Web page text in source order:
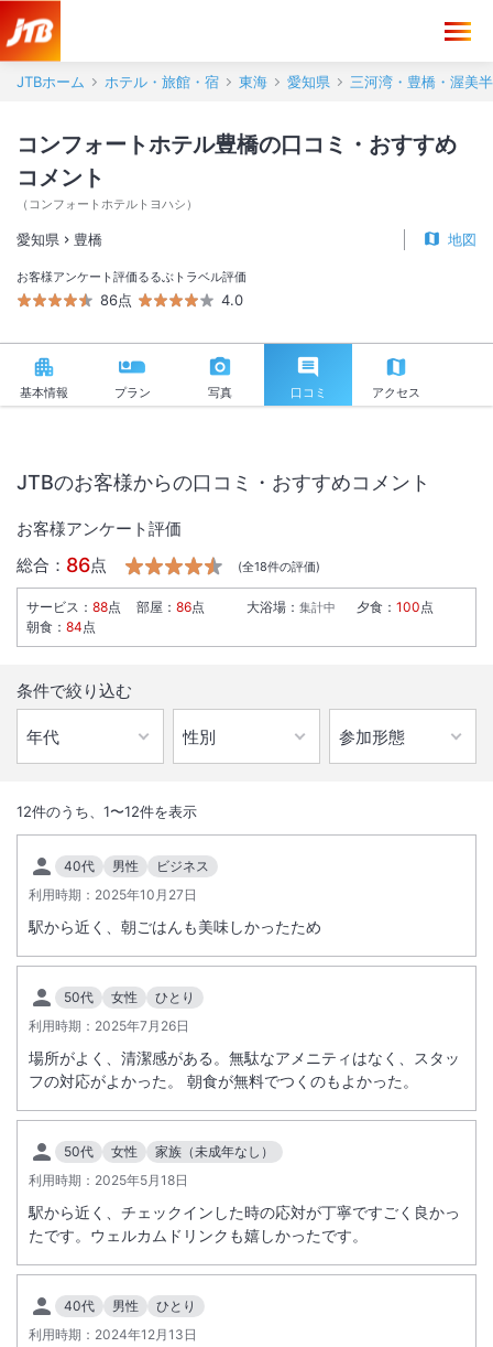
JTBホーム ホテル・旅館・宿 東海 愛知県 三河湾・豊橋・渥美
コンフォートホテル豊橋の口コミ・おすすめ
コメント
（ コンフォートホテルトヨハシ ）
愛知県 豊橋 地図
お客様アンケート評価
86点
るるぶトラベル評価
4.0
基本情報 プラン 写真 口コミ アクセス
◆豊橋駅東口徒歩３分◆豊川ＩＣから車で約３０分◆全室禁煙◆彩り
豊かな無料朝食◆全室Ｗｉ－Ｆｉ◆ウェルカムドリンク◆小学６年生
まで添い寝無料◆
総客室数132室
INチェックイン
15:00/ OUT チェックアウト
10:00
駅徒歩5分
JTBのお客様からの口コミ・おすすめコメント
お客様アンケート評価
総合： 86点 (全18件の評価)
サービス ： 88点 部屋 ： 86点 大浴場 ： 集計中 夕食 ： 100点
朝食 ： 84点
条件で絞り込む
12件のうち、 1〜12件を表示
40代 男性
ビジネス
利用時期： 2025年10月27日
駅から近く、朝ごはんも美味しかったため
50代 女性
ひとり
利用時期： 2025年7月26日
場所がよく、清潔感がある。無駄なアメニティはなく、スタッ
フの対応がよかった。 朝食が無料でつくのもよかった。
50代 女性
家族（未成年なし）
利用時期： 2025年5月18日
駅から近く、チェックインした時の応対が丁寧ですごく良かっ
たです。ウェルカムドリンクも嬉しかったです。
40代 男性
ひとり
利用時期： 2024年12月13日